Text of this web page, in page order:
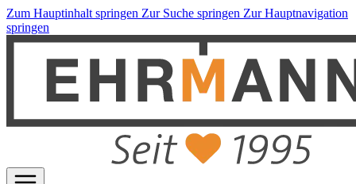
Zum Hauptinhalt springen Zur Suche springen Zur Hauptnavigation
springen